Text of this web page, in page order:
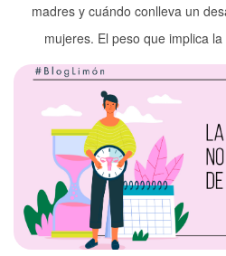
madres y cuándo conlleva un
mujeres. El peso que implica
presente aun cuando
queramos ejercerla. Y si la
contextos de sociedades y
mujeres tenemos fecha